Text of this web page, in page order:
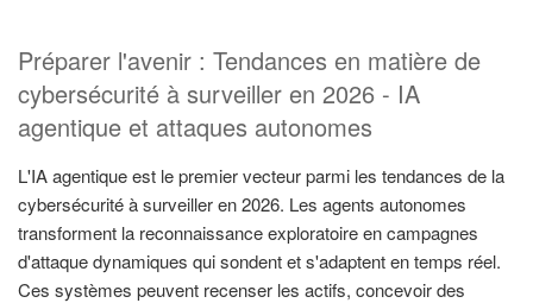
Préparer l'avenir : Tendances en matière de
cybersécurité à surveiller en 2026 - IA
agentique et attaques autonomes
L'IA agentique est le premier vecteur parmi les tendances de la
cybersécurité à surveiller en 2026. Les agents autonomes
transforment la reconnaissance exploratoire en campagnes
d'attaque dynamiques qui sondent et s'adaptent en temps réel.
Ces systèmes peuvent recenser les actifs, concevoir des